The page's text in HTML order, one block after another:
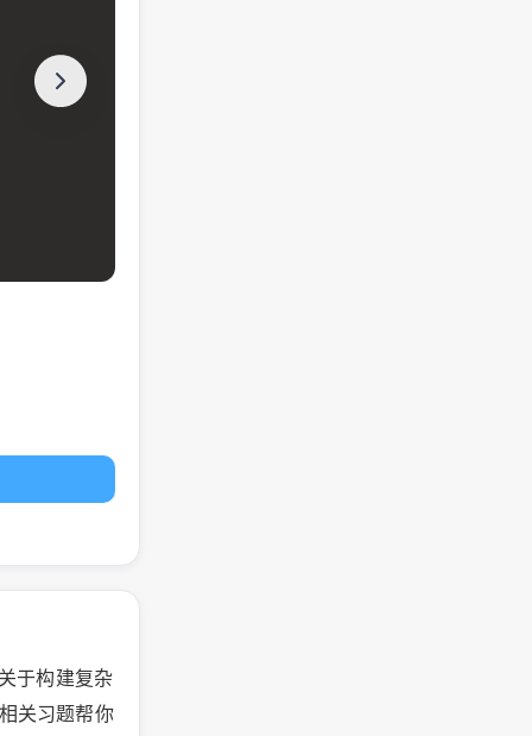
于构建复杂
关习题帮你